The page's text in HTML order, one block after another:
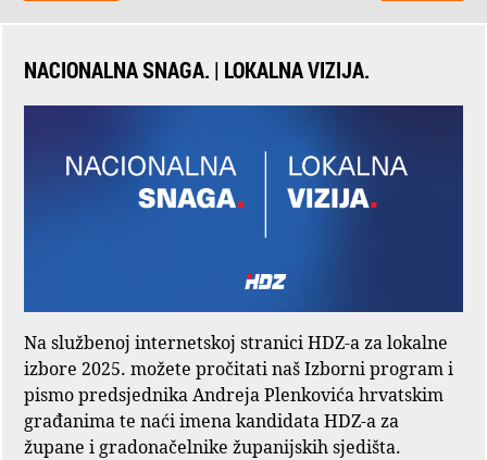
NACIONALNA SNAGA. | LOKALNA VIZIJA.
Na službenoj internetskoj stranici HDZ-a za lokalne
izbore 2025. možete pročitati naš Izborni program i
pismo predsjednika Andreja Plenkovića hrvatskim
građanima te naći imena kandidata HDZ-a za
župane i gradonačelnike županijskih sjedišta.